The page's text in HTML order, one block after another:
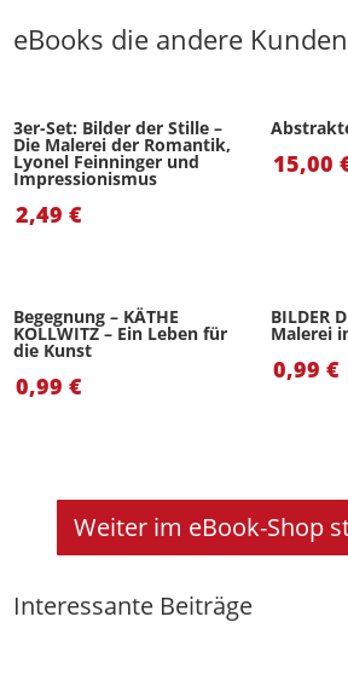
eBooks die andere
3er-Set: Bilder der Stille –
Die Malerei der Romantik,
Lyonel Feinninger und
Impressionismus
2,49€
15,00
Begegnung – KÄTHE
KOLLWITZ – Ein Leben für
die Kunst
0,99€
BILDER
Malerei
0,99€
Weiter im eBook-Shop
Interessante Beiträge